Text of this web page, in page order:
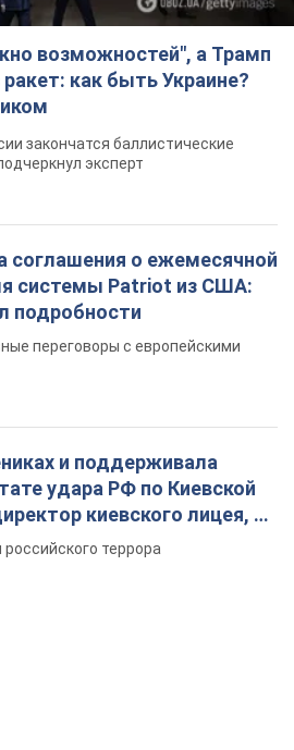
возможностей", а Трамп
как быть Украине?
закончатся баллистические
эксперт
соглашения о ежемесячной
системы Patriot из США:
подробности
переговоры с европейскими
и поддерживала
удара РФ по Киевской
киевского лицея, её
террора